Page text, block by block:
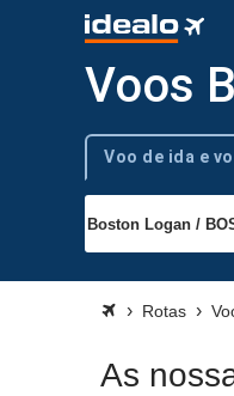
Voos
Tipo de viagem
Voo de ida e
Rotas
As